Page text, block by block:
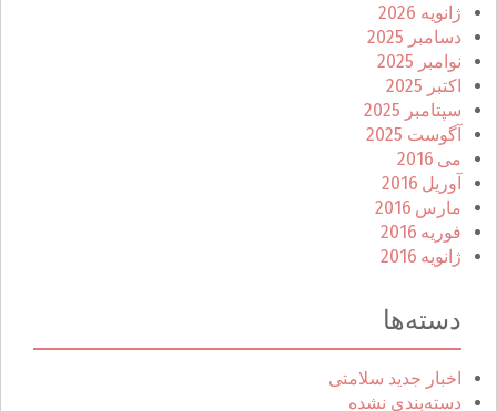
ژانویه 2026
دسامبر 2025
نوامبر 2025
اکتبر 2025
سپتامبر 2025
آگوست 2025
می 2016
آوریل 2016
مارس 2016
فوریه 2016
ژانویه 2016
دسته‌ها
اخبار جدید سلامتی
دسته‌بندی نشده